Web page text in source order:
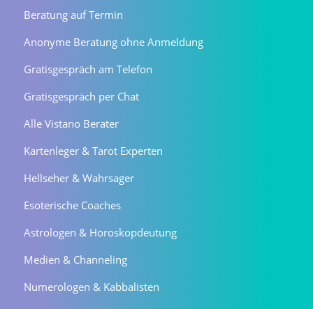
Beratung auf Termin
Anonyme Beratung ohne Anmeldung
Gratisgespräch am Telefon
Gratisgespräch per Chat
Alle Vistano Berater
Kartenleger & Tarot Experten
Hellseher & Wahrsager
Esoterische Coaches
Astrologen & Horoskopdeutung
Medien & Channeling
Numerologen & Kabbalisten